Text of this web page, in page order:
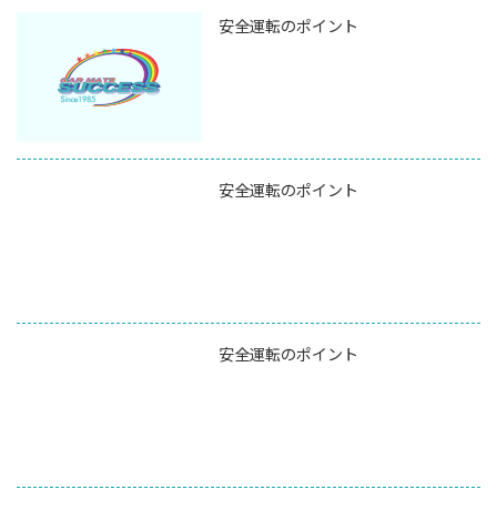
安全運転のポイント
安全運転のポイント
安全運転のポイント